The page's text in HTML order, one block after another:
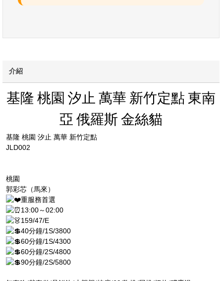
介紹
基隆 桃園 汐止 萬華 新竹定點 東南
亞 俄羅斯 金絲貓
基隆 桃園 汐止 萬華 新竹定點
JLD002
桃園
郭彩芯（馬來）
重服務首選
13:00～02:00
159/47/E
40分鐘/1S/3800
60分鐘/1S/4300
60分鐘/2S/4800
90分鐘/2S/5800